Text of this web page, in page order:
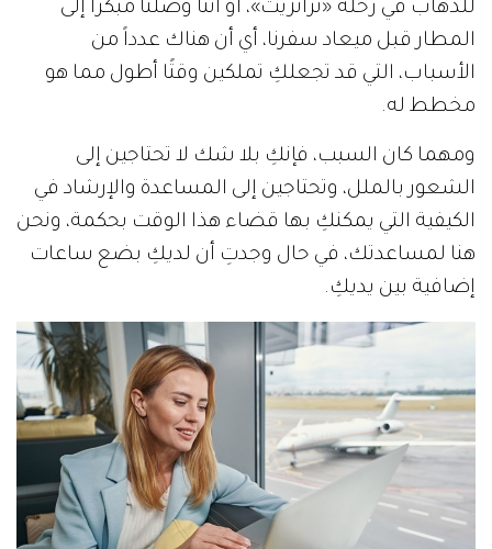
للذهاب في رحلة «ترانزيت»، أو أننا وصلنا مبكراً إلى
المطار قبل ميعاد سفرنا، أي أن هناك عدداً من
الأسباب، التي قد تجعلكِ تملكين وقتًا أطول مما هو
مخطط له.
ومهما كان السبب، فإنكِ بلا شك لا تحتاجين إلى
الشعور بالملل، وتحتاجين إلى المساعدة والإرشاد في
الكيفية التي يمكنكِ بها قضاء هذا الوقت بحكمة، ونحن
هنا لمساعدتك، في حال وجدتِ أن لديكِ بضع ساعات
إضافية بين يديكِ.